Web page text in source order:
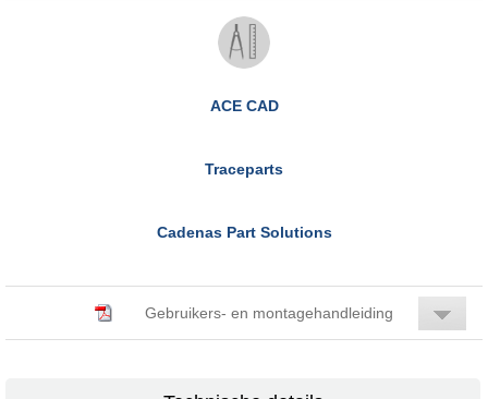
ACE CAD
Traceparts
Cadenas Part Solutions
Gebruikers- en montagehandleiding